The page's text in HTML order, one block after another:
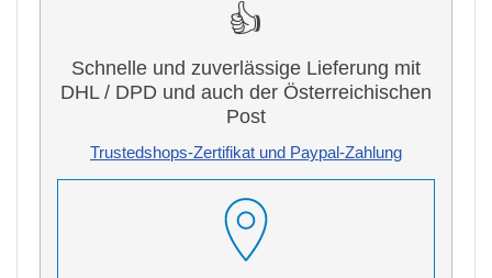
👍
Schnelle und zuverlässige Lieferung mit
DHL / DPD und auch der Österreichischen
Post
Trustedshops-Zertifikat und Paypal-Zahlung